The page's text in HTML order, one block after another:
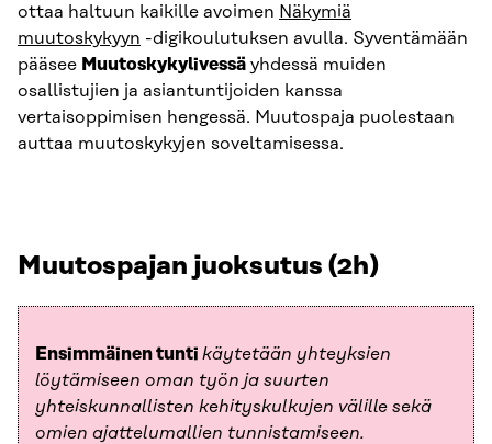
ottaa haltuun kaikille avoimen Näkymiä
muutoskykyyn -digikoulutuksen avulla. Syventämään
pääsee Muutoskykylivessä yhdessä muiden
osallistujien ja asiantuntijoiden kanssa
vertaisoppimisen hengessä. Muutospaja puolestaan
auttaa muutoskykyjen soveltamisessa.
Muutospajan juoksutus (2h)
Ensimmäinen tunti käytetään yhteyksien
löytämiseen oman työn ja suurten
yhteiskunnallisten kehityskulkujen välille sekä
omien ajattelumallien tunnistamiseen.